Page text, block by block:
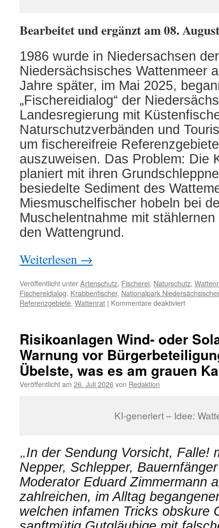
Bearbeitet und ergänzt am 08.
1986 wurde in Niedersachsen
Niedersächsisches Wattenmeer
Jahre später, im Mai 2025,
„Fischereidialog“ der
Landesregierung mit
Naturschutzverbänden und
um fischereifreie
auszuweisen. Das Problem: Die
planiert mit ihren
besiedelte Sediment des
Miesmuschelfischer hobeln bei
Muschelentnahme mit
den Wattengrund.
Weiterlesen →
Veröffentlicht unterArtenschutz, Fischerei, Naturschutz,
Fischereidialog, Krabbenfischer, Nationalpark
Referenzgebiete, Wattenrat | Kommentare deaktiviertfür
zehn
Prozent
des
Risikoanlagen Wind- oder
Warnung vor
Übelste, was es am grauen
Veröffentlicht am 26. Juli 2026von Redaktion
KI-generiert – Idee:
„In der Sendung Vorsicht, Falle!
Nepper, Schlepper,
Moderator Eduard Zimmermann
zahlreichen, im Alltag
welchen infamen Tricks obskure